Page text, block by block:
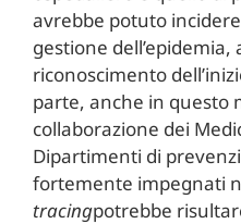
avrebbe potuto
gestione
riconoscimento
parte, anche in questo
collaborazione dei
Dipartimenti di
fortemente impegnati
tracingpotrebbe